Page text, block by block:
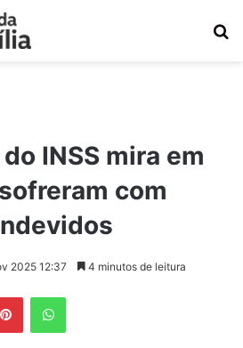
INSS mira em
com
2025 12:37 4 minutos de leitura
PinterestWhatsApp